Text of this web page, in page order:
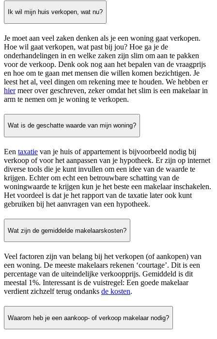
Ik wil mijn huis verkopen, wat nu?
Je moet aan veel zaken denken als je een woning gaat verkopen.
Hoe wil gaat verkopen, wat past bij jou? Hoe ga je de
onderhandelingen in en welke zaken zijn slim om aan te pakken
voor de verkoop. Denk ook nog aan het bepalen van de vraagprijs
en hoe om te gaan met mensen die willen komen bezichtigen. Je
leest het al, veel dingen om rekening mee te houden. We hebben er
hiermeer over geschreven, zeker omdat het slim is een makelaar in
arm te nemen om je woning te verkopen.
Wat is de geschatte waarde van mijn woning?
Een taxatie van je huis of appartement is bijvoorbeeld nodig bij
verkoop of voor het aanpassen van je hypotheek. Er zijn op internet
diverse tools die je kunt invullen om een idee van de waarde te
krijgen. Echter om echt een betrouwbare schatting van de
woningwaarde te krijgen kun je het beste een makelaar inschakelen.
Het voordeel is dat je het rapport van de taxatie later ook kunt
gebruiken bij het aanvragen van een hypotheek.
Wat zijn de gemiddelde makelaarskosten?
Veel factoren zijn van belang bij het verkopen (of aankopen) van
een woning. De meeste makelaars rekenen ‘courtage’. Dit is een
percentage van de uiteindelijke verkoopprijs. Gemiddeld is dit
meestal 1%. Interessant is de vuistregel: Een goede makelaar
verdient zichzelf terug ondanks de kosten.
Waarom heb je een aankoop- of verkoop makelaar nodig?